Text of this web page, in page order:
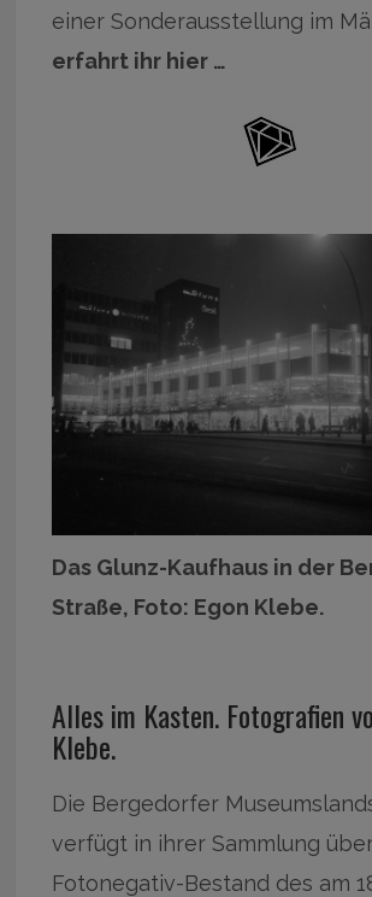
einer Sonderausstellung im
erfahrt ihr hier …
Das Glunz-Kaufhaus in der
Straße, Foto: Egon Klebe.
Alles im Kasten. Fotografien
Klebe.
Die Bergedorfer
verfügt in ihrer Sammlung
Fotonegativ-Bestand des am